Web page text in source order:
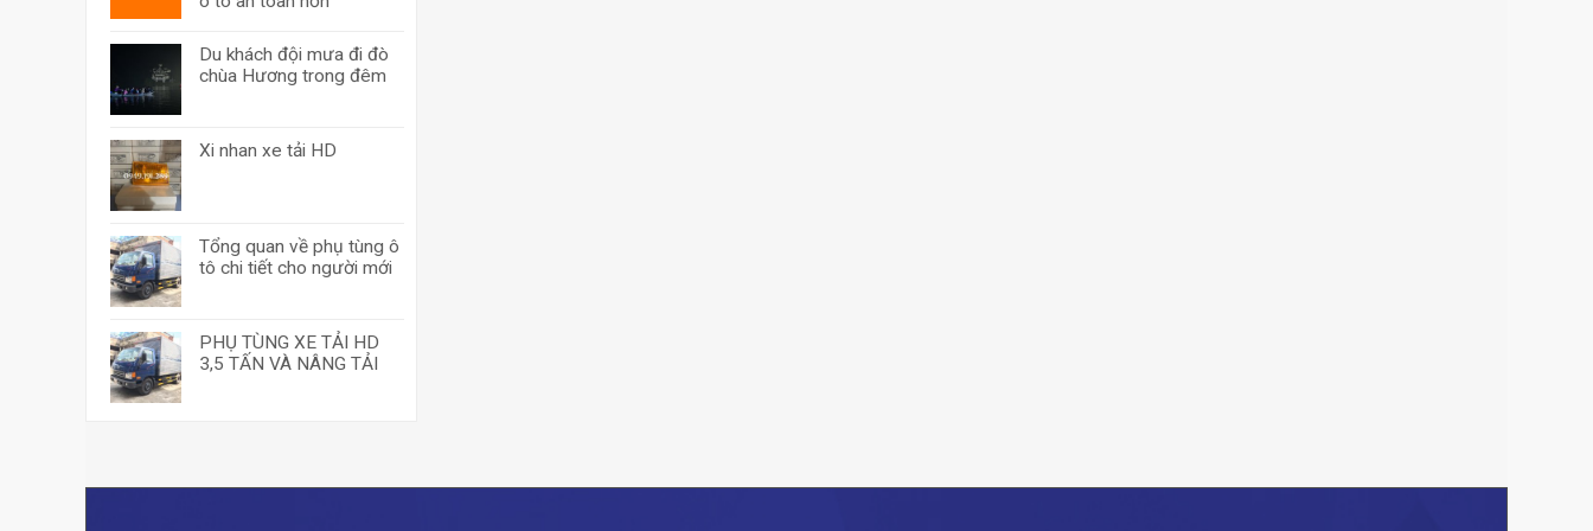
Du khách đội mưa đi đò
chùa Hương trong đêm
Xi nhan xe tải HD
Tổng quan về phụ tùng ô
tô chi tiết cho người mới
PHỤ TÙNG XE TẢI HD
3,5 TẤN VÀ NÂNG TẢI